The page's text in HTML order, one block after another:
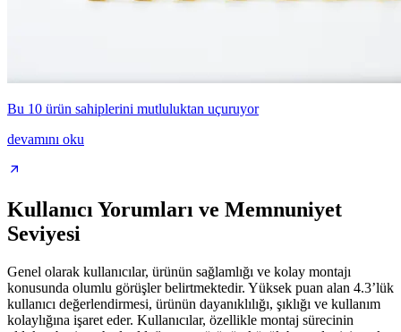
Bu 10 ürün sahiplerini mutluluktan uçuruyor
devamını oku
Kullanıcı Yorumları ve Memnuniyet
Seviyesi
Genel olarak kullanıcılar, ürünün sağlamlığı ve kolay montajı
konusunda olumlu görüşler belirtmektedir. Yüksek puan alan 4.3’lük
kullanıcı değerlendirmesi, ürünün dayanıklılığı, şıklığı ve kullanım
kolaylığına işaret eder. Kullanıcılar, özellikle montaj sürecinin